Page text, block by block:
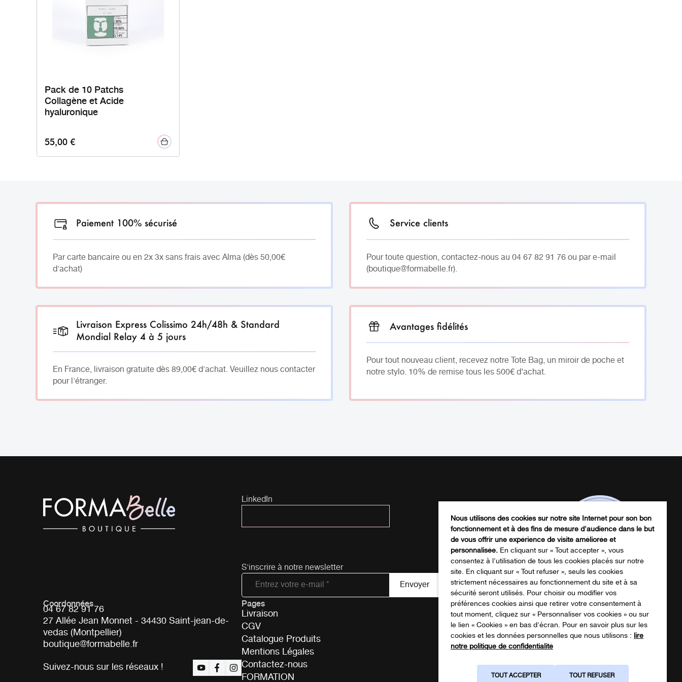
Pack de 10 Patchs
Collagène et Acide
hyaluronique
55,00€
Paiement 100% sécurisé
Par carte bancaire ou en 2x 3x sans frais avec Alma (dès 50,00€
d'achat)
Service clients
Pour toute question, contactez-nous au 04 67 82 91 76 ou par e-mail
(boutique@formabelle.fr).
Livraison Express Colissimo 24h/48h & Standard
Mondial Relay 4 à 5 jours
En France, livraison gratuite dès 89,00€ d'achat. Veuillez nous contacter
pour l'étranger.
Avantages fidélités
Pour tout nouveau client, recevez notre Tote Bag, un miroir de poche et
notre stylo. 10% de remise tous les 500€ d’achat.
LinkedIn
S'inscrire à notre newsletter
Coordonnées
04 67 82 91 76
27 Allée Jean Monnet - 34430 Saint-jean-de-
vedas (Montpellier)
boutique@formabelle.fr
Suivez-nous sur les réseaux !
Pages
Livraison
CGV
Catalogue Produits
Mentions Légales
Contactez-nous
FORMATION
Télécharger notre catalogue produits
NOTRE CATALOGUE
Nous utilisons des cookies sur notre site Internet pour son bon
fonctionnement et à des fins de mesure d'audience dans le but
de vous offrir une expérience de visite améliorée et
personnalisée. En cliquant sur « Tout accepter », vous
consentez à l'utilisation de tous les cookies placés sur notre
site. En cliquant sur « Tout refuser », seuls les cookies
strictement nécessaires au fonctionnement du site et à sa
sécurité seront utilisés. Pour choisir ou modifier vos
préférences cookies ainsi que retirer votre consentement à
tout moment, cliquez sur « Personnaliser vos cookies » ou sur
le lien « Cookies » en bas d'écran. Pour en savoir plus sur les
cookies et les données personnelles que nous utilisons : lire
notre politique de confidentialité
TOUT ACCEPTER TOUT REFUSER